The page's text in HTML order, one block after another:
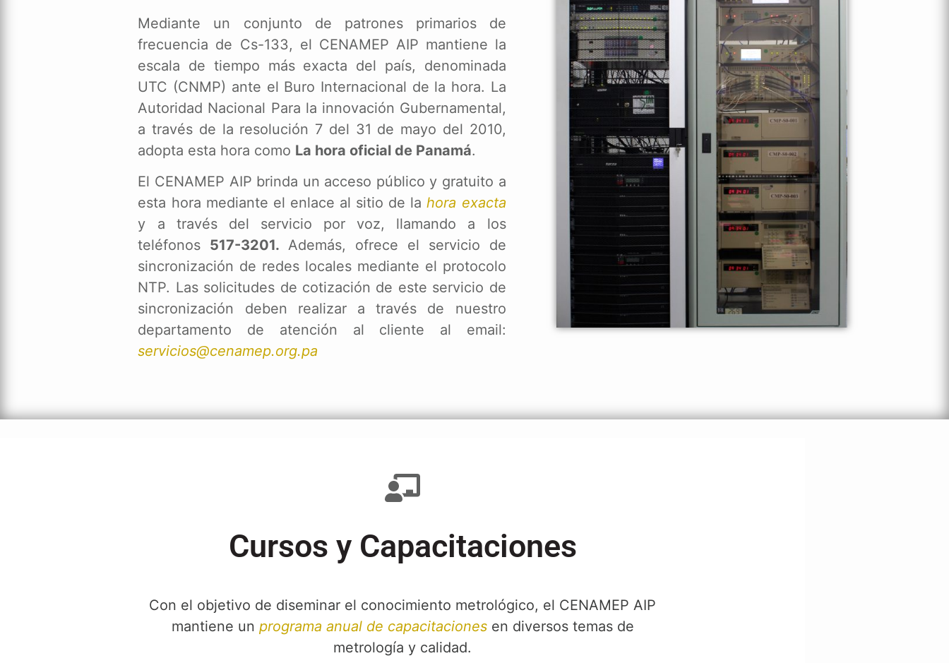
Mediante un conjunto de patrones primarios de
frecuencia de Cs-133, el CENAMEP AIP mantiene la
escala de tiempo más exacta del país, denominada
UTC (CNMP) ante el Buro Internacional de la hora. La
Autoridad Nacional Para la innovación Gubernamental,
a través de la resolución 7 del 31 de mayo del 2010,
adopta esta hora como La hora oficial de Panamá.
El CENAMEP AIP brinda un acceso público y gratuito a
esta hora mediante el enlace al sitio de lahora exacta
y a través del servicio por voz, llamando a los
teléfonos 517-3201.Además, ofrece el servicio de
sincronización de redes locales mediante el protocolo
NTP. Las solicitudes de cotización de este servicio de
sincronización deben realizar a través de nuestro
departamento de atención al cliente al email:
servicios@cenamep.org.pa
Cursos y Capacitaciones
Con el objetivo de diseminar el conocimiento metrológico, el CENAMEP AIP
mantiene un programa anual de capacitacionesen diversos temas de
metrología y calidad.